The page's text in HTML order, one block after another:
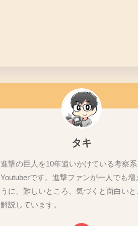
タキ
進撃の巨人を10年追いかけている考察系
Youtuberです。進撃ファンが一人でも増
うに、難しいところ、気づくと面白いと
解説しています。